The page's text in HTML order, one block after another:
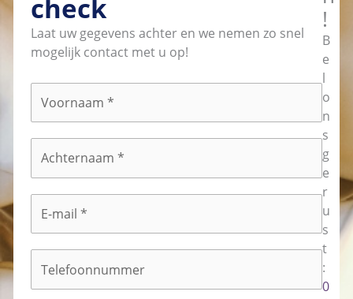
check
Laat uw gegevens achter en we nemen zo snel
mogelijk contact met u op!
mailadres
!
B
e
l
o
n
s
g
e
r
u
s
t
:
0